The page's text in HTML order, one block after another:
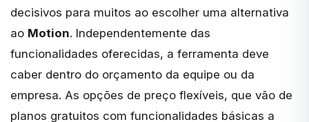
decisivos para muitos ao escolher uma alternativa
ao Motion. Independentemente das
funcionalidades oferecidas, a ferramenta deve
caber dentro do orçamento da equipe ou da
empresa. As opções de preço flexíveis, que vão de
planos gratuitos com funcionalidades básicas a